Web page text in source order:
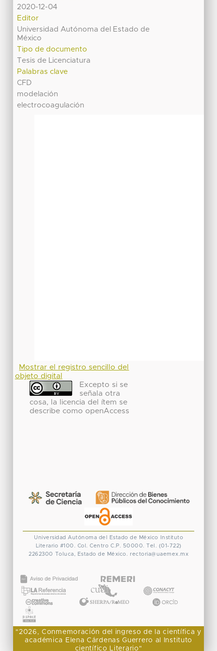
2020-12-04
Editor
Universidad Autónoma del Estado de
México
Tipo de documento
Tesis de Licenciatura
Palabras clave
CFD
modelación
electrocoagulación
Mostrar el registro sencillo del
objeto digital
Excepto si se
señala otra
cosa, la licencia del ítem se
describe como openAccess
Universidad Autónoma del Estado de México
Instituto
Literario #100. Col. Centro C.P. 50000. Tel. (01-722)
2262300 Toluca, Estado de México. rectoria@uaemex.mx
"2026, Conmemoración del ingreso de la científica y
académica Elena Cárdenas Guerrero al Instituto
científico Literario"